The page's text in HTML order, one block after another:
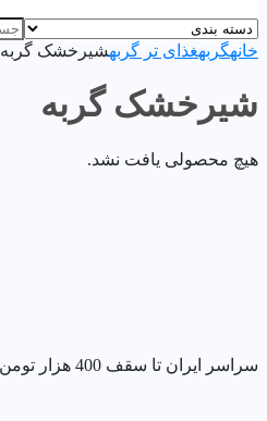
خانهگربهغذای تر گربهشیرخشک گربه
شیرخشک گربه
هیچ محصولی یافت نشد.
سراسر ایران تا سقف 400 هزار تومن